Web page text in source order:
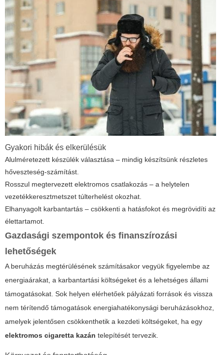
Gyakori hibák és elkerülésük
Alulméretezett készülék választása – mindig készítsünk részletes
hőveszteség-számítást.
Rosszul megtervezett elektromos csatlakozás – a helytelen
vezetékkeresztmetszet túlterhelést okozhat.
Elhanyagolt karbantartás – csökkenti a hatásfokot és megrövidíti az
élettartamot.
Gazdasági szempontok és finanszírozási
lehetőségek
A beruházás megtérülésének számításakor vegyük figyelembe az
energiaárakat, a karbantartási költségeket és a lehetséges állami
támogatásokat. Sok helyen elérhetőek pályázati források és vissza
nem térítendő támogatások energiahatékonysági beruházásokhoz,
amelyek jelentősen csökkenthetik a kezdeti költségeket, ha egy
elektromos cigaretta kazán telepítését tervezik.